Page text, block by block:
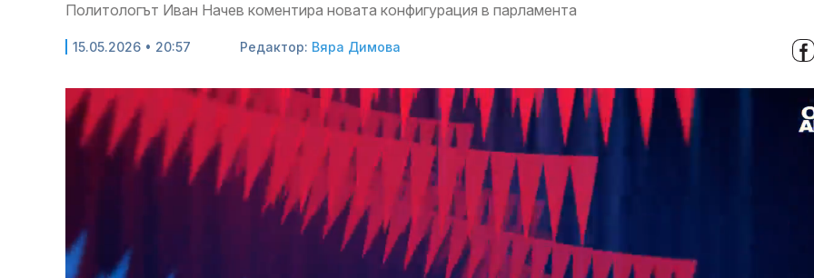
Политологът Иван Начев коментира новата конфигурация в парламента
15.05.2026 • 20:57 Редактор: Вяра Димова